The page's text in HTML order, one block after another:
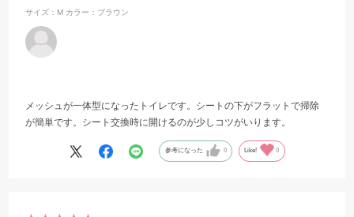
サイズ：M カラー：ブラウン
メッシュが一体型になったトイレです。シートの下がフラットで掃除
が簡単です。シート交換時に開けるのが少しコツがいります。
参考になった 0 Like! 0